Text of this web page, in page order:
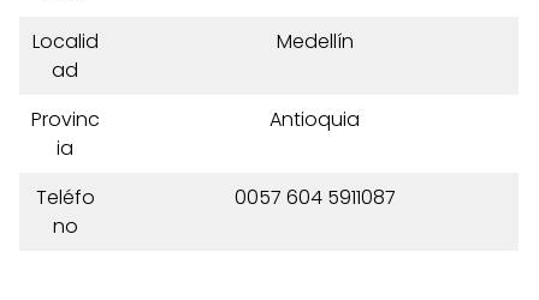
Localid
ad
Medellín
Provinc
ia
Antioquia
Teléfo
no
0057 604 5911087